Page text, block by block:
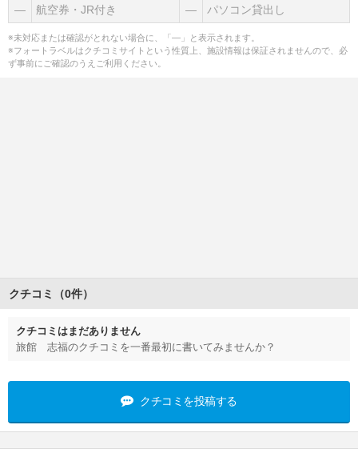
― 航空券・JR付き ― パソコン貸出し
※未対応または確認がとれない場合に、「―」と表示されます。
※フォートラベルはクチコミサイトという性質上、施設情報は保証されませんので、必
ず事前にご確認のうえご利用ください。
クチコミ（0件）
クチコミはまだありません
旅館 志福のクチコミを一番最初に書いてみませんか？
クチコミを投稿する